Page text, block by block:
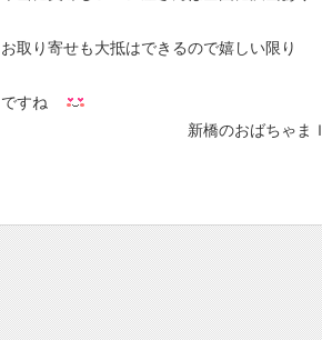
お取り寄せも大抵はできるので嬉しい限り
ですね
新橋のおばちゃまＩ